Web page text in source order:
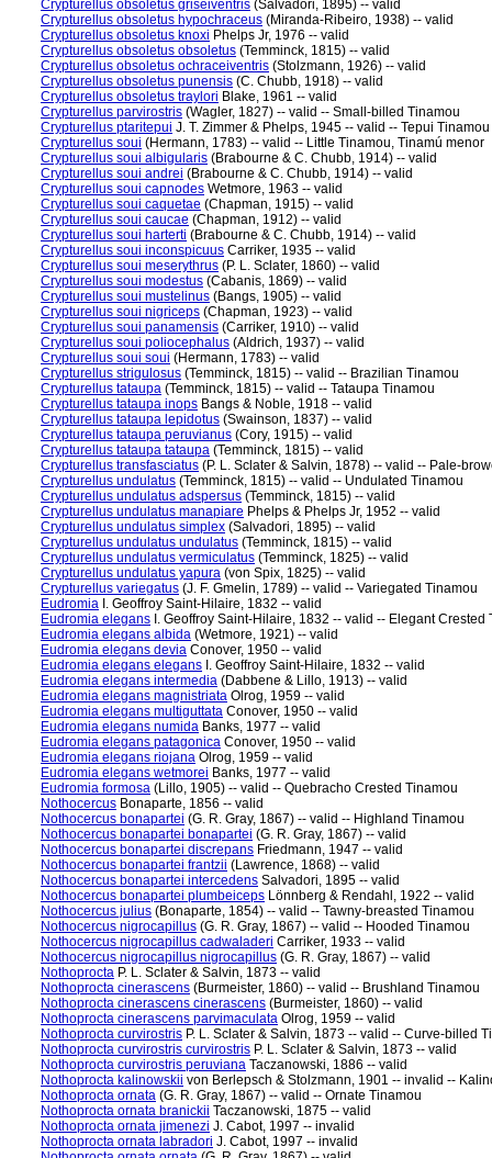
Crypturellus obsoletus griseiventris (Salvadori, 1895) -- valid
Crypturellus obsoletus hypochraceus (Miranda-Ribeiro, 1938) -- valid
Crypturellus obsoletus knoxi Phelps Jr, 1976 -- valid
Crypturellus obsoletus obsoletus (Temminck, 1815) -- valid
Crypturellus obsoletus ochraceiventris (Stolzmann, 1926) -- valid
Crypturellus obsoletus punensis (C. Chubb, 1918) -- valid
Crypturellus obsoletus traylori Blake, 1961 -- valid
Crypturellus parvirostris (Wagler, 1827) -- valid -- Small-billed Tinamou
Crypturellus ptaritepui J. T. Zimmer & Phelps, 1945 -- valid -- Tepui Tinamou
Crypturellus soui (Hermann, 1783) -- valid -- Little Tinamou, Tinamú menor
Crypturellus soui albigularis (Brabourne & C. Chubb, 1914) -- valid
Crypturellus soui andrei (Brabourne & C. Chubb, 1914) -- valid
Crypturellus soui capnodes Wetmore, 1963 -- valid
Crypturellus soui caquetae (Chapman, 1915) -- valid
Crypturellus soui caucae (Chapman, 1912) -- valid
Crypturellus soui harterti (Brabourne & C. Chubb, 1914) -- valid
Crypturellus soui inconspicuus Carriker, 1935 -- valid
Crypturellus soui meserythrus (P. L. Sclater, 1860) -- valid
Crypturellus soui modestus (Cabanis, 1869) -- valid
Crypturellus soui mustelinus (Bangs, 1905) -- valid
Crypturellus soui nigriceps (Chapman, 1923) -- valid
Crypturellus soui panamensis (Carriker, 1910) -- valid
Crypturellus soui poliocephalus (Aldrich, 1937) -- valid
Crypturellus soui soui (Hermann, 1783) -- valid
Crypturellus strigulosus (Temminck, 1815) -- valid -- Brazilian Tinamou
Crypturellus tataupa (Temminck, 1815) -- valid -- Tataupa Tinamou
Crypturellus tataupa inops Bangs & Noble, 1918 -- valid
Crypturellus tataupa lepidotus (Swainson, 1837) -- valid
Crypturellus tataupa peruvianus (Cory, 1915) -- valid
Crypturellus tataupa tataupa (Temminck, 1815) -- valid
Crypturellus transfasciatus (P. L. Sclater & Salvin, 1878) -- valid -- Pale-
Crypturellus undulatus (Temminck, 1815) -- valid -- Undulated Tinamou
Crypturellus undulatus adspersus (Temminck, 1815) -- valid
Crypturellus undulatus manapiare Phelps & Phelps Jr, 1952 -- valid
Crypturellus undulatus simplex (Salvadori, 1895) -- valid
Crypturellus undulatus undulatus (Temminck, 1815) -- valid
Crypturellus undulatus vermiculatus (Temminck, 1825) -- valid
Crypturellus undulatus yapura (von Spix, 1825) -- valid
Crypturellus variegatus (J. F. Gmelin, 1789) -- valid -- Variegated Tinamou
Eudromia I. Geoffroy Saint-Hilaire, 1832 -- valid
Eudromia elegans I. Geoffroy Saint-Hilaire, 1832 -- valid -- Elegant Crested
Eudromia elegans albida (Wetmore, 1921) -- valid
Eudromia elegans devia Conover, 1950 -- valid
Eudromia elegans elegans I. Geoffroy Saint-Hilaire, 1832 -- valid
Eudromia elegans intermedia (Dabbene & Lillo, 1913) -- valid
Eudromia elegans magnistriata Olrog, 1959 -- valid
Eudromia elegans multiguttata Conover, 1950 -- valid
Eudromia elegans numida Banks, 1977 -- valid
Eudromia elegans patagonica Conover, 1950 -- valid
Eudromia elegans riojana Olrog, 1959 -- valid
Eudromia elegans wetmorei Banks, 1977 -- valid
Eudromia formosa (Lillo, 1905) -- valid -- Quebracho Crested Tinamou
Nothocercus Bonaparte, 1856 -- valid
Nothocercus bonapartei (G. R. Gray, 1867) -- valid -- Highland Tinamou
Nothocercus bonapartei bonapartei (G. R. Gray, 1867) -- valid
Nothocercus bonapartei discrepans Friedmann, 1947 -- valid
Nothocercus bonapartei frantzii (Lawrence, 1868) -- valid
Nothocercus bonapartei intercedens Salvadori, 1895 -- valid
Nothocercus bonapartei plumbeiceps Lönnberg & Rendahl, 1922 -- valid
Nothocercus julius (Bonaparte, 1854) -- valid -- Tawny-breasted Tinamou
Nothocercus nigrocapillus (G. R. Gray, 1867) -- valid -- Hooded Tinamou
Nothocercus nigrocapillus cadwaladeri Carriker, 1933 -- valid
Nothocercus nigrocapillus nigrocapillus (G. R. Gray, 1867) -- valid
Nothoprocta P. L. Sclater & Salvin, 1873 -- valid
Nothoprocta cinerascens (Burmeister, 1860) -- valid -- Brushland Tinamou
Nothoprocta cinerascens cinerascens (Burmeister, 1860) -- valid
Nothoprocta cinerascens parvimaculata Olrog, 1959 -- valid
Nothoprocta curvirostris P. L. Sclater & Salvin, 1873 -- valid -- Curve-billed
Nothoprocta curvirostris curvirostris P. L. Sclater & Salvin, 1873 -- valid
Nothoprocta curvirostris peruviana Taczanowski, 1886 -- valid
Nothoprocta kalinowskii von Berlepsch & Stolzmann, 1901 -- invalid --
Nothoprocta ornata (G. R. Gray, 1867) -- valid -- Ornate Tinamou
Nothoprocta ornata branickii Taczanowski, 1875 -- valid
Nothoprocta ornata jimenezi J. Cabot, 1997 -- invalid
Nothoprocta ornata labradori J. Cabot, 1997 -- invalid